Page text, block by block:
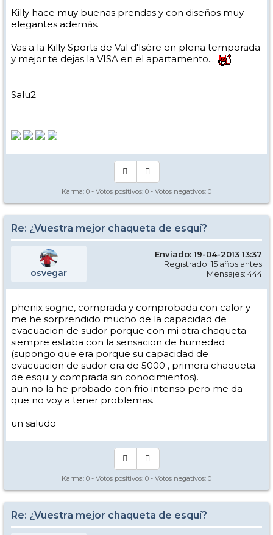
Killy hace muy buenas prendas y con diseños muy
elegantes además.
Vas a la Killy Sports de Val d'Isére en plena temporada
y mejor te dejas la VISA en el apartamento...
Salu2
Karma: 0 - Votos positivos: 0 - Votos negativos: 0
Re: ¿Vuestra mejor chaqueta de esquí?
osvegar
Enviado: 19-04-2013 13:37
Registrado: 15 años antes
Mensajes: 444
phenix sogne, comprada y comprobada con calor y
me he sorprendido mucho de la capacidad de
evacuacion de sudor porque con mi otra chaqueta
siempre estaba con la sensacion de humedad
(supongo que era porque su capacidad de
evacuacion de sudor era de 5000 , primera chaqueta
de esqui y comprada sin conocimientos).
aun no la he probado con frio intenso pero me da
que no voy a tener problemas.
un saludo
Karma: 0 - Votos positivos: 0 - Votos negativos: 0
Re: ¿Vuestra mejor chaqueta de esquí?